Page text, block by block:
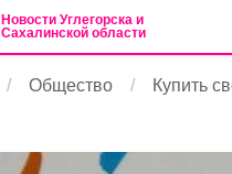
Новости Углегорска и
Сахалинской области
Общество
Купить